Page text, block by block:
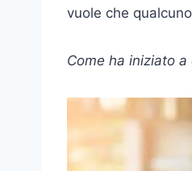
vuole che
Come ha iniziato